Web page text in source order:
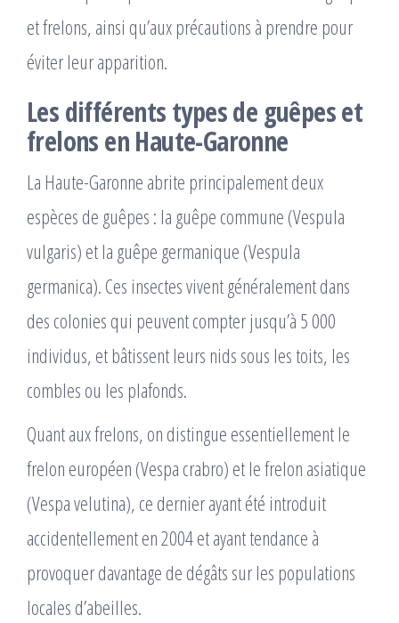
et frelons, ainsi qu’aux précautions à prendre pour
éviter leur apparition.
Les différents types de guêpes et
frelons en Haute-Garonne
La Haute-Garonne abrite principalement deux
espèces de guêpes : la guêpe commune (Vespula
vulgaris) et la guêpe germanique (Vespula
germanica). Ces insectes vivent généralement dans
des colonies qui peuvent compter jusqu’à 5 000
individus, et bâtissent leurs nids sous les toits, les
combles ou les plafonds.
Quant aux frelons, on distingue essentiellement le
frelon européen (Vespa crabro) et le frelon asiatique
(Vespa velutina), ce dernier ayant été introduit
accidentellement en 2004 et ayant tendance à
provoquer davantage de dégâts sur les populations
locales d’abeilles.